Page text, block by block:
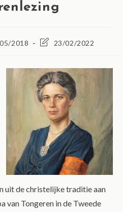
2018 23/02/2022
uit de christelijke traditie aan
van Tongeren in de Tweede